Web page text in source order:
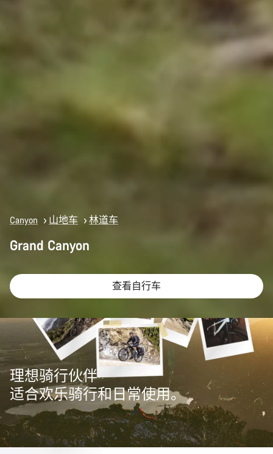
Canyon 山地车 林道车
Grand Canyon
查看自行车
理想骑行伙伴
适合欢乐骑行和日常使用。